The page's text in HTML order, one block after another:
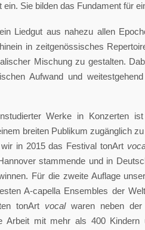
ein. Sie bilden das Fundament für
Liedgut aus nahezu allen
in zeitgenössisches
Mischung zu gestalten.
Aufwand und
Werke in Konzerten
breiten Publikum zugänglich
in 2015 das Festival tonArt
stammende und in
Für die zweite Auflage
A-capella Ensembles der
tonArt vocalwaren neben der
Arbeit mit mehr als 400 Kindern